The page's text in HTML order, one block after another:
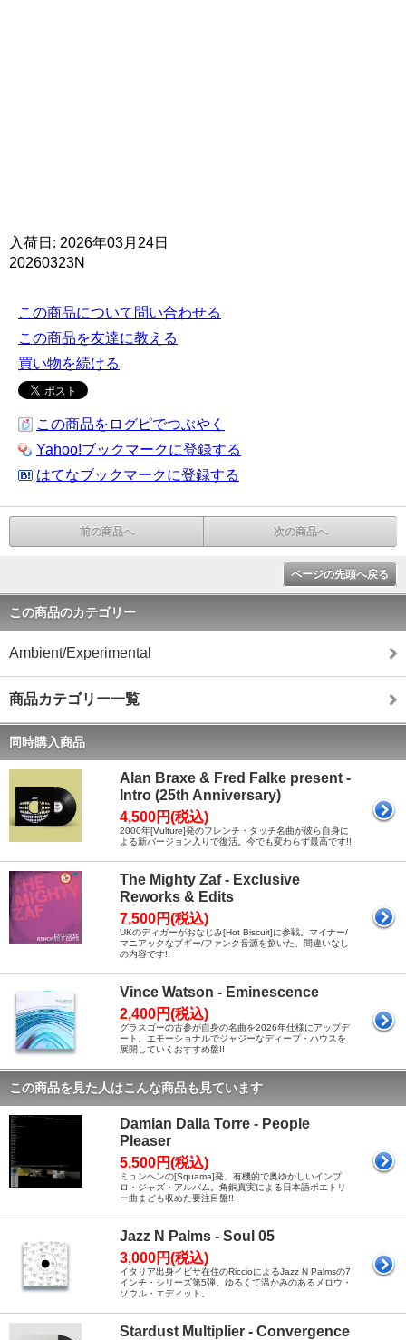
入荷日: 2026年03月24日
20260323N
この商品について問い合わせる
この商品を友達に教える
買い物を続ける
この商品をログピでつぶやく
Yahoo!ブックマークに登録する
はてなブックマークに登録する
前の商品へ 次の商品へ
ページの先頭へ戻る
この商品のカテゴリー
Ambient/Experimental
商品カテゴリー一覧
同時購入商品
Alan Braxe & Fred Falke present -
Intro (25th Anniversary)
4,500円(税込)
2000年[Vulture]発のフレンチ・タッチ名曲が彼ら自身に
よる新バージョン入りで復活。今でも変わらず最高です!!
The Mighty Zaf - Exclusive
Reworks & Edits
7,500円(税込)
UKのディガーがおなじみ[Hot Biscuit]に参戦。マイナー/
マニアックなブギー/ファンク音源を捌いた、間違いなし
の内容です!!
Vince Watson - Eminescence
2,400円(税込)
グラスゴーの古参が自身の名曲を2026年仕様にアップデ
ート。エモーショナルでジャジーなディープ・ハウスを
展開していくおすすめ盤!!
この商品を見た人はこんな商品も見ています
Damian Dalla Torre - People
Pleaser
5,500円(税込)
ミュンヘンの[Squama]発、有機的で奥ゆかしいインプ
ロ・ジャズ・アルバム。角銅真実による日本語ポエトリ
ー曲まども収めた要注目盤!!
Jazz N Palms - Soul 05
3,000円(税込)
イタリア出身イビサ在住のRiccioによるJazz N Palmsの7
インチ・シリーズ第5弾。ゆるくて温かみのあるメロウ・
ソウル・エディット。
Stardust Multiplier - Convergence